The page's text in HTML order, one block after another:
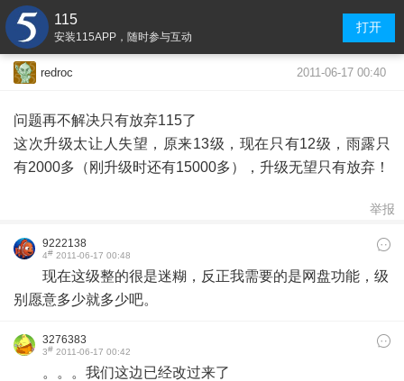
115
安装115APP，随时参与互动
打开
redroc 2011-06-17 00:40
问题再不解决只有放弃115了
这次升级太让人失望，原来13级，现在只有12级，雨露只
有2000多（刚升级时还有15000多），升级无望只有放弃！
举报
9222138
4# 2011-06-17 00:48
现在这级整的很是迷糊，反正我需要的是网盘功能，级
别愿意多少就多少吧。
3276383
3# 2011-06-17 00:42
。。。我们这边已经改过来了